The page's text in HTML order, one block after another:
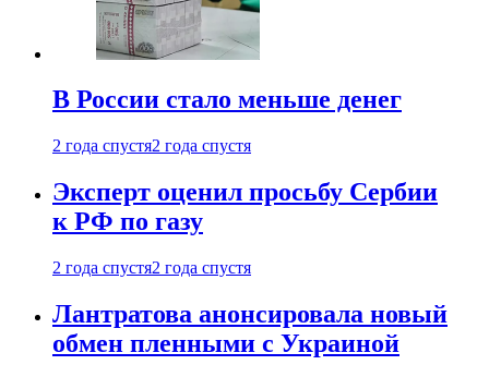
В России стало меньше денег
2 года спустя2 года спустя
Эксперт оценил просьбу Сербии
к РФ по газу
2 года спустя2 года спустя
Лантратова анонсировала новый
обмен пленными с Украиной